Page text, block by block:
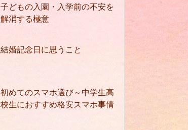
子どもの入園・入学前の不安を
解消する極意
結婚記念日に思うこと
初めてのスマホ選び～中学生高
校生におすすめ格安スマホ事情